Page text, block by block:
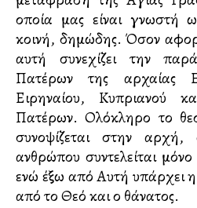
οποία μας είναι γνωστή
κοινή, δημώδης. Όσον
αυτή συνεχίζει την
Πατέρων της αρχαίας
Ειρηναίου, Κυπριανού
Πατέρων. Ολόκληρο το
συνοψίζεται στην
ανθρώπου συντελείται
ενώ έξω από Αυτή υπάρχει
από το Θεό και ο θάνατος.